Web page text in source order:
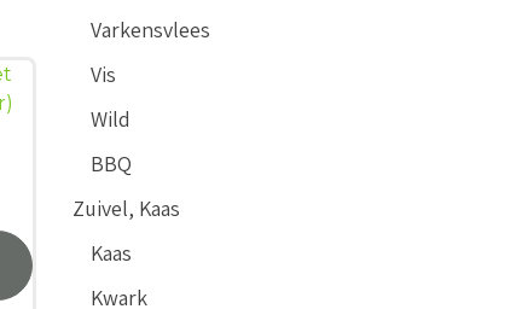
Varkensvlees
Vis
Wild
BBQ
Zuivel, Kaas
Kaas
Kwark